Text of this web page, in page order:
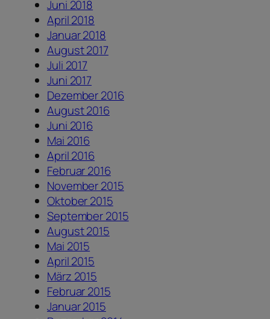
Juni 2018
April 2018
Januar 2018
August 2017
Juli 2017
Juni 2017
Dezember 2016
August 2016
Juni 2016
Mai 2016
April 2016
Februar 2016
November 2015
Oktober 2015
September 2015
August 2015
Mai 2015
April 2015
März 2015
Februar 2015
Januar 2015